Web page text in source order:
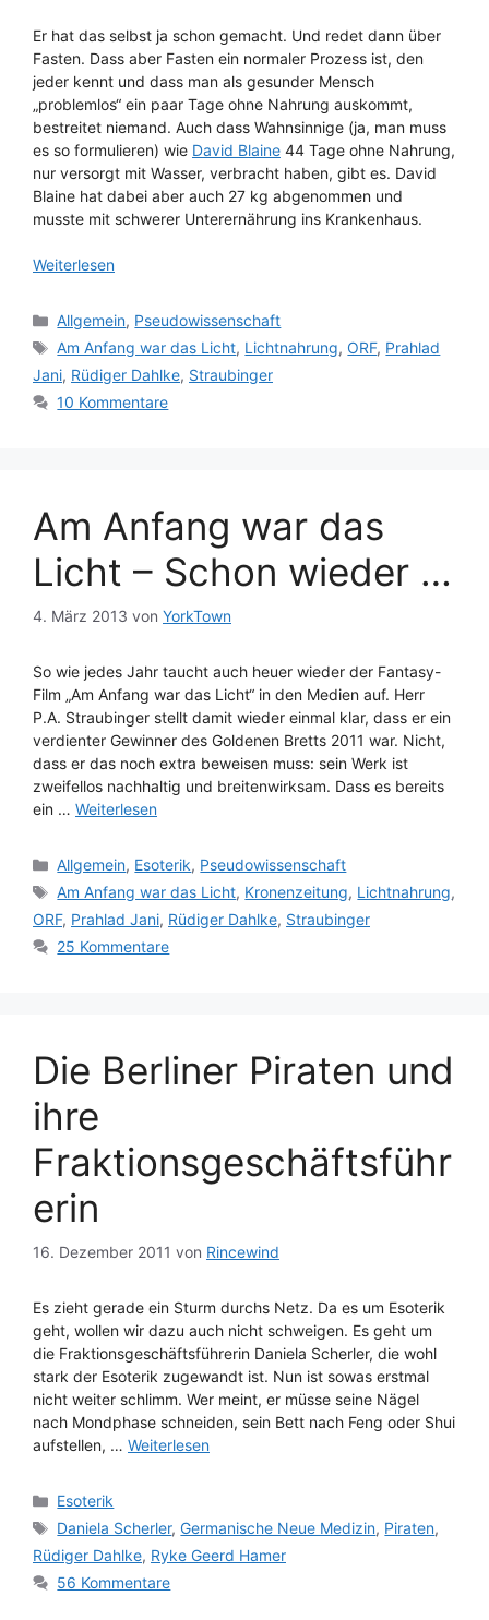
Er hat das selbst ja schon gemacht. Und redet dann über
Fasten. Dass aber Fasten ein normaler Prozess ist, den
jeder kennt und dass man als gesunder Mensch
„problemlos“ ein paar Tage ohne Nahrung auskommt,
bestreitet niemand. Auch dass Wahnsinnige (ja, man muss
es so formulieren) wie David Blaine 44 Tage ohne Nahrung,
nur versorgt mit Wasser, verbracht haben, gibt es. David
Blaine hat dabei aber auch 27 kg abgenommen und
musste mit schwerer Unterernährung ins Krankenhaus.
Weiterlesen
Kategorien
Allgemein, Pseudowissenschaft
Schlagwörter
Am Anfang war das Licht, Lichtnahrung,ORF, Prahlad
Jani, Rüdiger Dahlke, Straubinger
10 Kommentare
Am Anfang war das
Licht – Schon wieder …
4. März 2013 von YorkTown
So wie jedes Jahr taucht auch heuer wieder der Fantasy-
Film „Am Anfang war das Licht“ in den Medien auf. Herr
P.A. Straubinger stellt damit wieder einmal klar, dass er ein
verdienter Gewinner des Goldenen Bretts 2011 war. Nicht,
dass er das noch extra beweisen muss: sein Werk ist
zweifellos nachhaltig und breitenwirksam. Dass es bereits
ein … Weiterlesen
Kategorien
Allgemein, Esoterik, Pseudowissenschaft
Schlagwörter
Am Anfang war das Licht, Kronenzeitung, Lichtnahrung,
ORF, Prahlad Jani, Rüdiger Dahlke, Straubinger
25 Kommentare
Die Berliner Piraten und
ihre
Fraktionsgeschäftsführ
erin
16. Dezember 2011 von Rincewind
Es zieht gerade ein Sturm durchs Netz. Da es um Esoterik
geht, wollen wir dazu auch nicht schweigen. Es geht um
die Fraktionsgeschäftsführerin Daniela Scherler, die wohl
stark der Esoterik zugewandt ist. Nun ist sowas erstmal
nicht weiter schlimm. Wer meint, er müsse seine Nägel
nach Mondphase schneiden, sein Bett nach Feng oder Shui
aufstellen, … Weiterlesen
Kategorien
Esoterik
Schlagwörter
Daniela Scherler,Germanische Neue Medizin, Piraten,
Rüdiger Dahlke, Ryke Geerd Hamer
56 Kommentare